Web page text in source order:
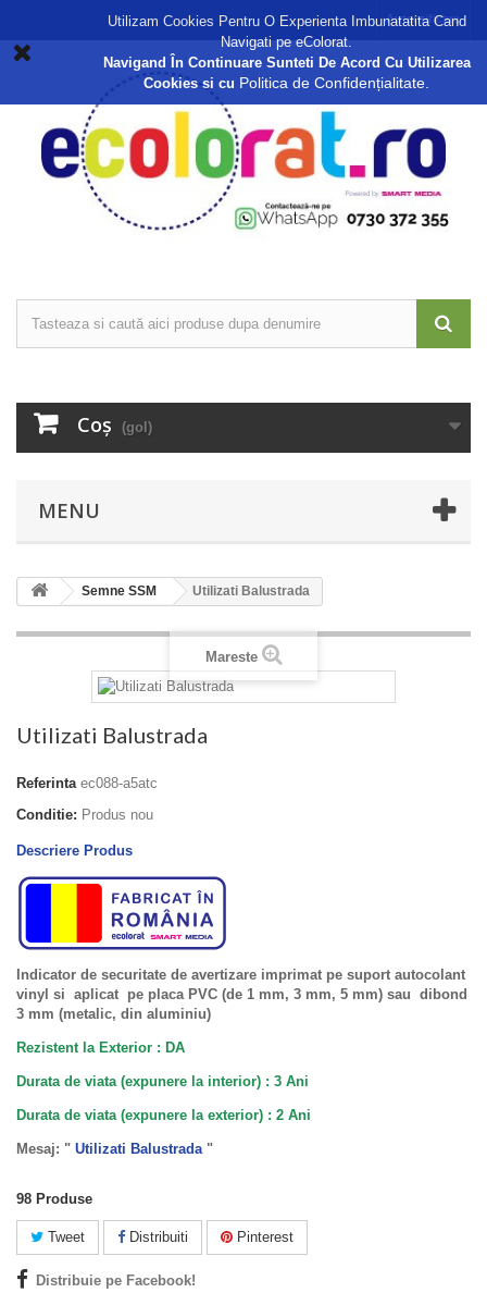
Autentificare
Coş (gol)
MENU
Semne SSM Utilizati Balustrada
Mareste
Utilizati Balustrada
Referinta ec088-a5atc
Conditie: Produs nou
Descriere Produs
Indicator de securitate de avertizare imprimat pe suport autocolant
vinyl si aplicat pe placa PVC (de 1 mm, 3 mm, 5 mm) sau dibond
3 mm (metalic, din aluminiu)
Rezistent la Exterior : DA
Durata de viata (expunere la interior) : 3 Ani
Durata de viata (expunere la exterior) : 2 Ani
Mesaj: " Utilizati Balustrada"
98 Produse
Tweet Distribuiti Pinterest
Distribuie pe Facebook!
Utilizam Cookies Pentru O Experienta Imbunatatita Cand
Navigati pe eColorat.
Navigand În Continuare Sunteti De Acord Cu Utilizarea
Cookies si cu Politica de Confidențialitate.